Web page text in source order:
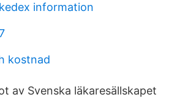
information
kostnad
av Svenska läkaresällskapet